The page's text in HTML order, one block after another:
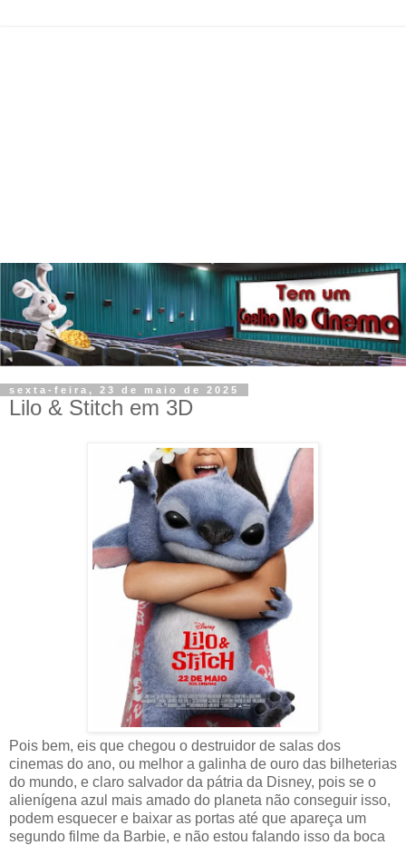
sexta-feira, 23 de maio de 2025
Lilo & Stitch em 3D
Pois bem, eis que chegou o destruidor de salas dos
cinemas do ano, ou melhor a galinha de ouro das bilheterias
do mundo, e claro salvador da pátria da Disney, pois se o
alienígena azul mais amado do planeta não conseguir isso,
podem esquecer e baixar as portas até que apareça um
segundo filme da Barbie, e não estou falando isso da boca